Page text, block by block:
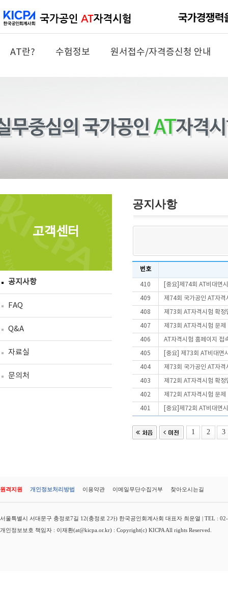
AT란? 수험정보 원서접수/자격증신청 안내
고객센터
공지사항
FAQ
Q&A
자료실
문의처
공지사항
번호
410 [중요]제74회 AT비대면
409 제74회 국가공인 AT자격
408 제73회 AT자격시험 확정
407 제73회 AT자격시험 문
406 AT자격시험 홈페이지 접
405 [중요] 제73회 AT비대면
404 제73회 국가공인 AT자격
403 제72회 AT자격시험 확정
402 제72회 AT자격시험 문
401 [중요]제72회 AT비대면
1 2 3
원격지원 개인정보처리방법 이용약관 이메일무단수집거부 찾아오시는길
서울특별시 서대문구 충정로7길 12(충정로 2가) 한국공인회계사회 대표자 최운열 | TEL :
개인정보보호 책임자 : 이재환(at@kicpa.or.kr) : Copyright(c) KICPA All rights Reserved.